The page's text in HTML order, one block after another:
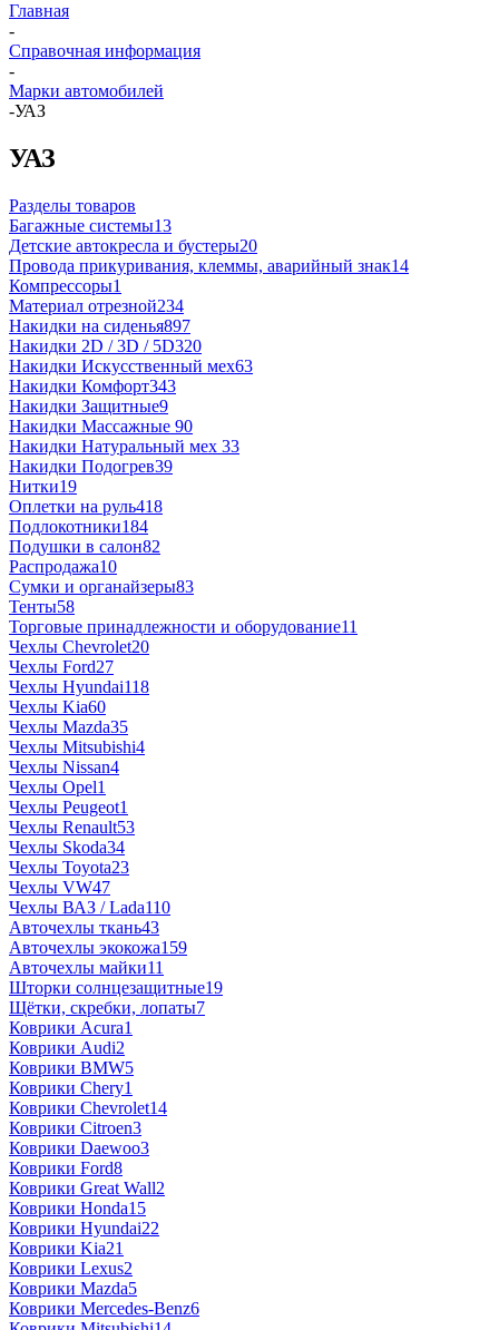
Главная
-
Справочная информация
-
Марки автомобилей
-УАЗ
УАЗ
Разделы товаров
Багажные системы13
Детские автокресла и бустеры20
Провода прикуривания, клеммы, аварийный знак14
Компрессоры1
Материал отрезной234
Накидки на сиденья897
Накидки 2D / 3D / 5D320
Накидки Искусственный мех63
Накидки Комфорт343
Накидки Защитные9
Накидки Массажные 90
Накидки Натуральный мех 33
Накидки Подогрев39
Нитки19
Оплетки на руль418
Подлокотники184
Подушки в салон82
Распродажа10
Сумки и органайзеры83
Тенты58
Торговые принадлежности и оборудование11
Чехлы Chevrolet20
Чехлы Ford27
Чехлы Hyundai118
Чехлы Kia60
Чехлы Mazda35
Чехлы Mitsubishi4
Чехлы Nissan4
Чехлы Opel1
Чехлы Peugeot1
Чехлы Renault53
Чехлы Skoda34
Чехлы Toyota23
Чехлы VW47
Чехлы ВАЗ / Lada110
Авточехлы ткань43
Авточехлы экокожа159
Авточехлы майки11
Шторки солнцезащитные19
Щётки, скребки, лопаты7
Коврики Acura1
Коврики Audi2
Коврики BMW5
Коврики Chery1
Коврики Chevrolet14
Коврики Citroen3
Коврики Daewoo3
Коврики Ford8
Коврики Great Wall2
Коврики Honda15
Коврики Hyundai22
Коврики Kia21
Коврики Lexus2
Коврики Mazda5
Коврики Mercedes-Benz6